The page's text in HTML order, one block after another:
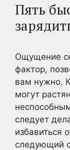
Пять
Ощущение
фактор,
вам нужно.
могут
следует
избавиться
следующий